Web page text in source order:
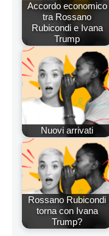
Accordo economico
tra Rossano
Rubicondi e Ivana
Trump
Nuovi arrivati
Rossano Rubicondi
torna con Ivana
Trump?